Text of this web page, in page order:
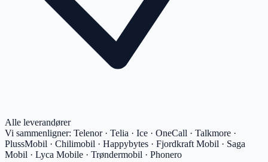
Alle leverandører
Vi sammenligner: Telenor · Telia · Ice · OneCall · Talkmore ·
PlussMobil · Chilimobil · Happybytes · Fjordkraft Mobil · Saga
Mobil · Lyca Mobile · Trøndermobil · Phonero